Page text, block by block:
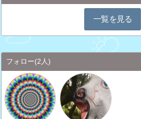
一覧を見る
フォロー(2人)